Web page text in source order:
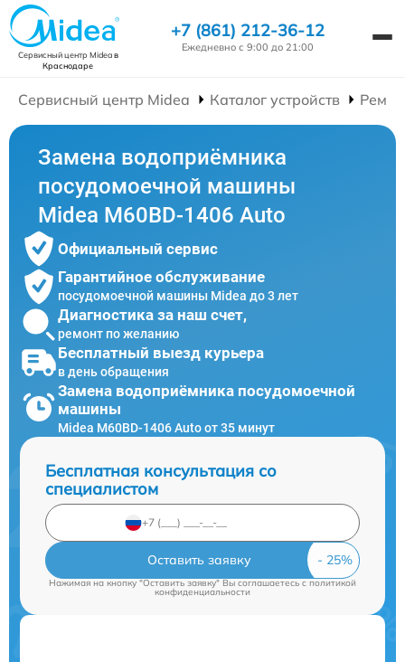
Сервисный центр Mideaв
Краснодаре
+7 (861) 212-36-12
Ежедневно с 9:00 до 21:00
Сервисный центр Midea Каталог устройств
Замена водоприёмника
посудомоечной машины
Midea M60BD-1406 Auto
Официальный сервис
Гарантийное обслуживание
посудомоечной машины Midea до 3 лет
Диагностика за наш счет,
ремонт по желанию
Бесплатный выезд курьера
в день обращения
Замена водоприёмника посудомоечной
машины
Midea M60BD-1406 Auto от 35 минут
Бесплатная консультация со
специалистом
Оставить заявку
Нажимая на кнопку "Оставить заявку" Вы соглашаетесь cполитикой
конфиденциальности